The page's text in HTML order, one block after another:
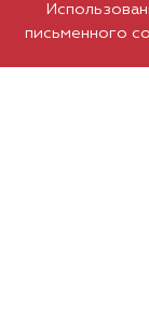
письменного